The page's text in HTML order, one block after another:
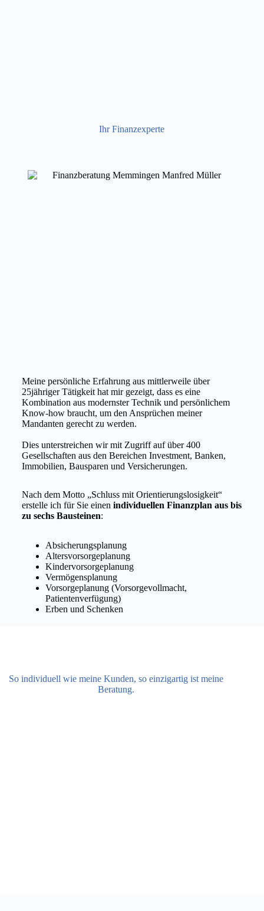
Ihr Finanzexperte
Meine persönliche Erfahrung aus mittlerweile über
25jähriger Tätigkeit hat mir gezeigt, dass es eine
Kombination aus modernster Technik und persönlichem
Know-how braucht, um den Ansprüchen meiner
Mandanten gerecht zu werden.
Dies unterstreichen wir mit Zugriff auf über 400
Gesellschaften aus den Bereichen Investment, Banken,
Immobilien, Bausparen und Versicherungen.
Nach dem Motto „Schluss mit Orientierungslosigkeit“
erstelle ich für Sie einen individuellen Finanzplan aus bis
zu sechs Bausteinen:
Absicherungsplanung
Altersvorsorgeplanung
Kindervorsorgeplanung
Vermögensplanung
Vorsorgeplanung (Vorsorgevollmacht,
Patientenverfügung)
Erben und Schenken
So individuell wie meine Kunden, so einzigartig ist meine
Beratung.